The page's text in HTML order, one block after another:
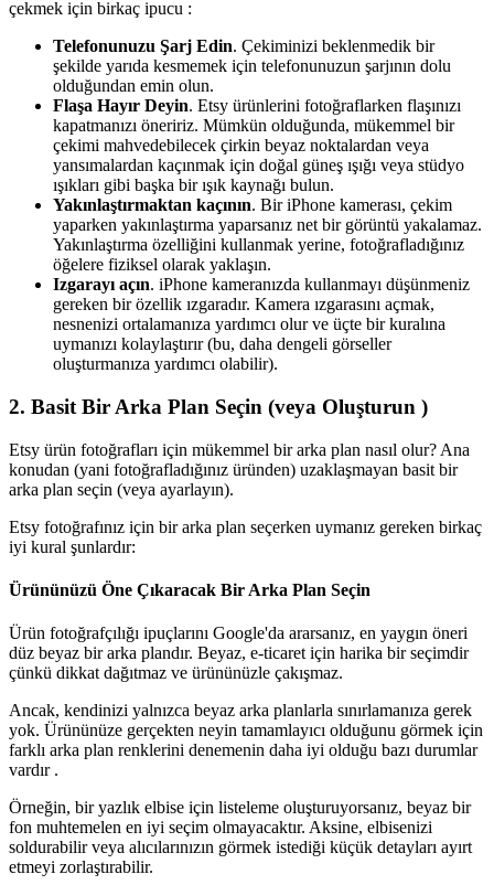
çekmek için birkaç ipucu :
Telefonunuzu Şarj Edin. Çekiminizi beklenmedik bir
şekilde yarıda kesmemek için telefonunuzun şarjının dolu
olduğundan emin olun.
Flaşa Hayır Deyin. Etsy ürünlerini fotoğraflarken flaşınızı
kapatmanızı öneririz. Mümkün olduğunda, mükemmel bir
çekimi mahvedebilecek çirkin beyaz noktalardan veya
yansımalardan kaçınmak için doğal güneş ışığı veya stüdyo
ışıkları gibi başka bir ışık kaynağı bulun.
Yakınlaştırmaktan kaçının. Bir iPhone kamerası, çekim
yaparken yakınlaştırma yaparsanız net bir görüntü yakalamaz.
Yakınlaştırma özelliğini kullanmak yerine, fotoğrafladığınız
öğelere fiziksel olarak yaklaşın.
Izgarayı açın. iPhone kameranızda kullanmayı düşünmeniz
gereken bir özellik ızgaradır. Kamera ızgarasını açmak,
nesnenizi ortalamanıza yardımcı olur ve üçte bir kuralına
uymanızı kolaylaştırır (bu, daha dengeli görseller
oluşturmanıza yardımcı olabilir).
2. Basit Bir Arka Plan Seçin (veya Oluşturun )
Etsy ürün fotoğrafları için mükemmel bir arka plan nasıl olur? Ana
konudan (yani fotoğrafladığınız üründen) uzaklaşmayan basit bir
arka plan seçin (veya ayarlayın).
Etsy fotoğrafınız için bir arka plan seçerken uymanız gereken birkaç
iyi kural şunlardır:
Ürününüzü Öne Çıkaracak Bir Arka Plan Seçin
Ürün fotoğrafçılığı ipuçlarını Google'da ararsanız, en yaygın öneri
düz beyaz bir arka plandır. Beyaz, e-ticaret için harika bir seçimdir
çünkü dikkat dağıtmaz ve ürününüzle çakışmaz.
Ancak, kendinizi yalnızca beyaz arka planlarla sınırlamanıza gerek
yok. Ürününüze gerçekten neyin tamamlayıcı olduğunu görmek için
farklı arka plan renklerini denemenin daha iyi olduğu bazı durumlar
vardır .
Örneğin, bir yazlık elbise için listeleme oluşturuyorsanız, beyaz bir
fon muhtemelen en iyi seçim olmayacaktır. Aksine, elbisenizi
soldurabilir veya alıcılarınızın görmek istediği küçük detayları ayırt
etmeyi zorlaştırabilir.